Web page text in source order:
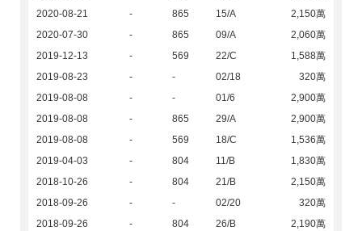
2020-08-21
- 865 15/A
2,150萬
2020-07-30
- 865 09/A
2,060萬
2019-12-13
- 569 22/C
1,588萬
2019-08-23
- - 02/18
320萬
2019-08-08
- - 01/6
2,900萬
2019-08-08
- 865 29/A
2,900萬
2019-08-08
- 569 18/C
1,536萬
2019-04-03
- 804 11/B
1,830萬
2018-10-26
- 804 21/B
2,150萬
2018-09-26
- - 02/20
320萬
2018-09-26
- 804 26/B
2,190萬